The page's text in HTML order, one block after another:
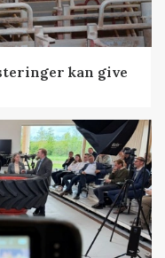
kan give